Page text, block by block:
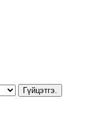
Гүйцэтгэ.